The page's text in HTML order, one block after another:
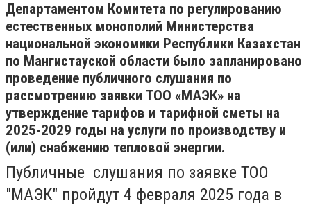
Департаментом Комитета по регулированию
естественных монополий Министерства
национальной экономики Республики Казахстан
по Мангистауской области было запланировано
проведение публичного слушания по
рассмотрению заявки ТОО «МАЭК» на
утверждение тарифов и тарифной сметы на
2025-2029 годы на услуги по производству и
(или) снабжению тепловой энергии.
Публичные слушания по заявке ТОО
"МАЭК" пройдут 4 февраля 2025 года в